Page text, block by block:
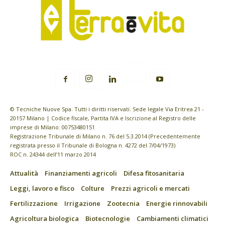
© Tecniche Nuove Spa. Tutti i diritti riservati. Sede legale Via Eritrea 21 -
20157 Milano | Codice fiscale, Partita IVA e Iscrizione al Registro delle
imprese di Milano: 00753480151
Registrazione Tribunale di Milano n. 76 del 5.3.2014 (Precedentemente
registrata presso il Tribunale di Bologna n. 4272 del 7/04/1973)
ROC n. 24344 dell’11 marzo 2014
Attualità Finanziamenti agricoli
Difesa fitosanitaria
Leggi, lavoro e fisco
Colture
Prezzi agricoli e mercati
Fertilizzazione
Irrigazione Zootecnia
Energie rinnovabili
Agricoltura biologica
Biotecnologie
Cambiamenti climatici